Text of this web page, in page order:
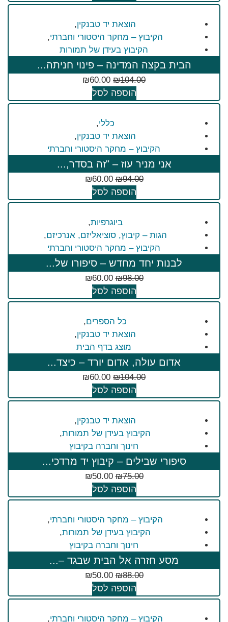
הוצאת יד טבנקין,
הקיבוץ – מחקר היסטורי וחברתי,
הקיבוץ בעידן של תמורות
הבית בקצה המדינה – פינוי חניתה...
₪104.00
₪60.00
הוספה לסל
כללי,
הוצאת יד טבנקין,
הקיבוץ – מחקר היסטורי וחברתי
אני מניר עוז – "זה בסדר,...
₪94.00
₪60.00
הוספה לסל
ביוגרפיות,
הגות – קיבוץ, סוציאליזם, אנרכיזם,
הקיבוץ – מחקר היסטורי וחברתי
לבנות יחד מחדש – סיפורו של...
₪98.00
₪60.00
הוספה לסל
כל הספרים,
הוצאת יד טבנקין,
מוצג בדף הבית
אדום עולה, אדום יורד – כיצד...
₪104.00
₪60.00
הוספה לסל
הוצאת יד טבנקין,
הקיבוץ בעידן של תמורות,
חינוך וחברה בקיבוץ
סיפורי שבילים – קיבוץ יד מרדכי...
₪75.00
₪50.00
הוספה לסל
הקיבוץ – מחקר היסטורי וחברתי,
הקיבוץ בעידן של תמורות,
חינוך וחברה בקיבוץ
מסע חזרה אל הבית שבגד –...
₪88.00
₪50.00
הוספה לסל
הקיבוץ – מחקר היסטורי וחברתי,